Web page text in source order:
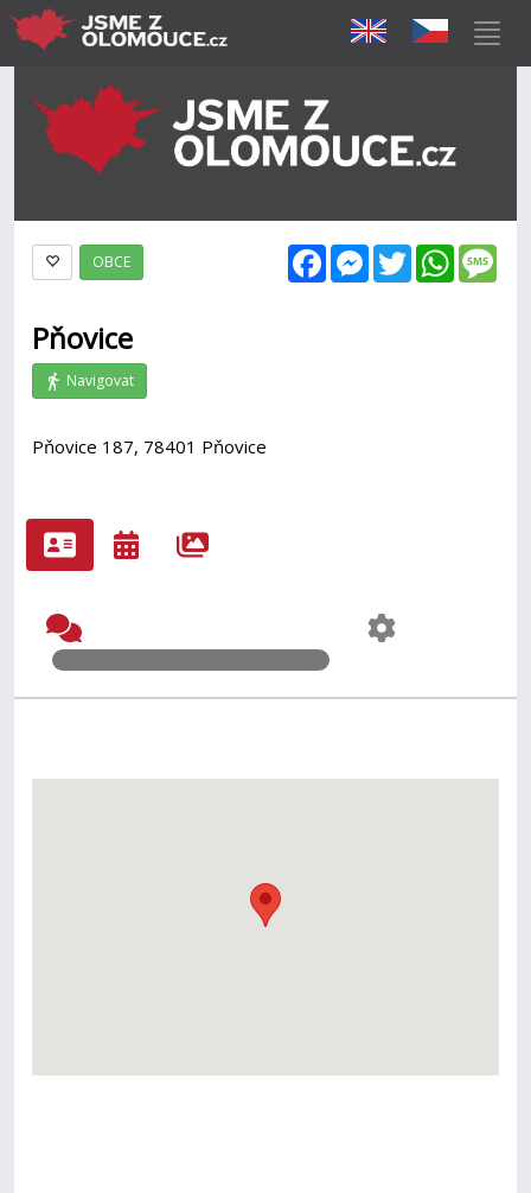
FacebookMessenger
Twitter
OBCE
Pňovice
Navigovat
Pňovice 187, 78401 Pňovice